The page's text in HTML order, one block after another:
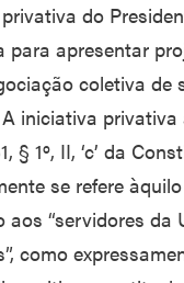
do
para apresentar
coletiva de
iniciativa privativa
§ 1º, II, ‘c’ da
se refere
aos “servidores da
como